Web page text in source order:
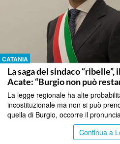
CATANIA
La saga del sindaco
Acate: “Burgio non può
La legge regionale ha alte
incostituzionale ma non si può
quella di Burgio, occorre il
Continua a